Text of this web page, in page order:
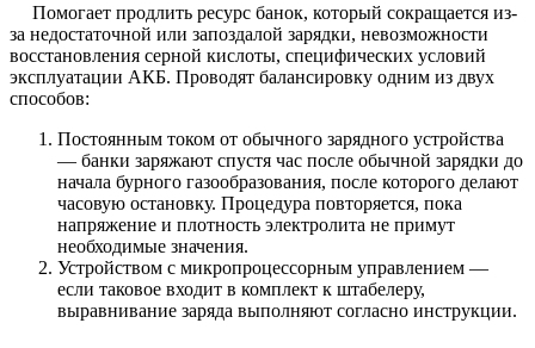
Помогает продлить ресурс банок, который сокращается из-
за недостаточной или запоздалой зарядки, невозможности
восстановления серной кислоты, специфических условий
эксплуатации АКБ. Проводят балансировку одним из двух
способов:
Постоянным током от обычного зарядного устройства
— банки заряжают спустя час после обычной зарядки до
начала бурного газообразования, после которого делают
часовую остановку. Процедура повторяется, пока
напряжение и плотность электролита не примут
необходимые значения.
Устройством с микропроцессорным управлением —
если таковое входит в комплект к штабелеру,
выравнивание заряда выполняют согласно инструкции.